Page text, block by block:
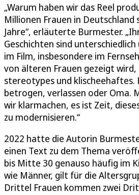
„Warum haben wir das Reel
Millionen Frauen in Deutschland
Jahre“, erläuterte Burmester.
Geschichten sind
im Film, insbesondere im
von älteren Frauen gezeigt
stereotypes und klischeehaftes.
betrogen, verlassen oder Oma.
wir klarmachen, es ist Zeit,
zu modernisieren.“
2022 hatte die Autorin
einen Text zu dem Thema
bis Mitte 30 genauso häufig im
wie Männer, gilt für die
Drittel Frauen kommen zwei